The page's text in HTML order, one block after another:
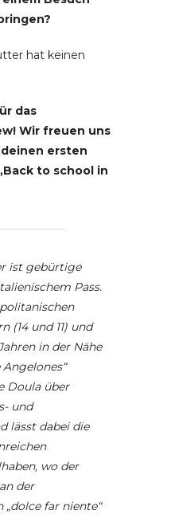
hat keinen
das
Wir freuen uns
ersten
to school in
ist gebürtige
Pass.
(14 und 11) und
in der Nähe
Angelones“
Doula über
und
lässt dabei die
wo der
der
far niente“